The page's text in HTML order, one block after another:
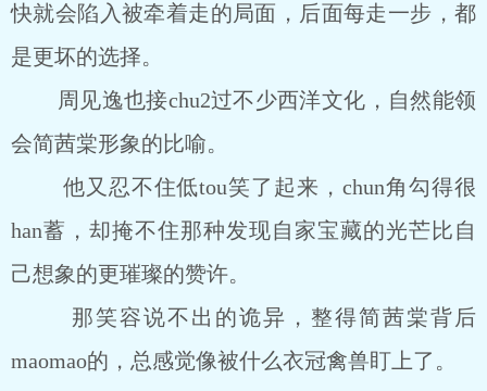
快就会陷入被牵着走的局面，后面每走一步，都
是更坏的选择。
周见逸也接chu2过不少西洋文化，自然能领
会简茜棠形象的比喻。
他又忍不住低tou笑了起来，chun角勾得很
han蓄，却掩不住那种发现自家宝藏的光芒比自
己想象的更璀璨的赞许。
那笑容说不出的诡异，整得简茜棠背后
maomao的，总感觉像被什么衣冠禽兽盯上了。